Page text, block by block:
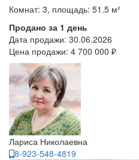
Комнат: 3, площадь: 51.5 м²
Продано за 1 день
Дата продажи: 30.06.2026
Цена продажи: 4 700 000 ₽
Лариса Николаевна
8-923-548-4819